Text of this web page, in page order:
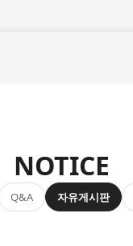
NOTICE
Q&A 자유게시판